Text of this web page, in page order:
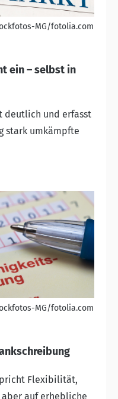
MG/fotolia.com
ein – selbst in
deutlich und erfasst
stark umkämpfte
MG/fotolia.com
Flexibilität,
auf erhebliche